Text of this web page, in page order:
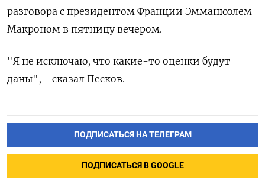
разговора с президентом Франции Эмманюэлем
Макроном в пятницу вечером.
"Я не исключаю, что какие-то оценки будут
даны", - сказал Песков.
ПОДПИСАТЬСЯ НА ТЕЛЕГРАМ
ПОДПИСАТЬСЯ В GOOGLE